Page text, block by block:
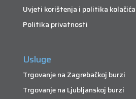
Uvjeti korištenja i politika kolačića
Politika privatnosti
Usluge
Trgovanje na Zagrebačkoj burzi
Trgovanje na Ljubljanskoj burzi